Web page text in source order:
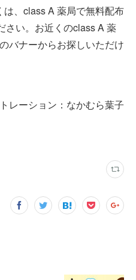
、class A 薬局で無料配布
さい。お近くのclass A 薬
バナーからお探しいただけ
レーション：なかむら葉子